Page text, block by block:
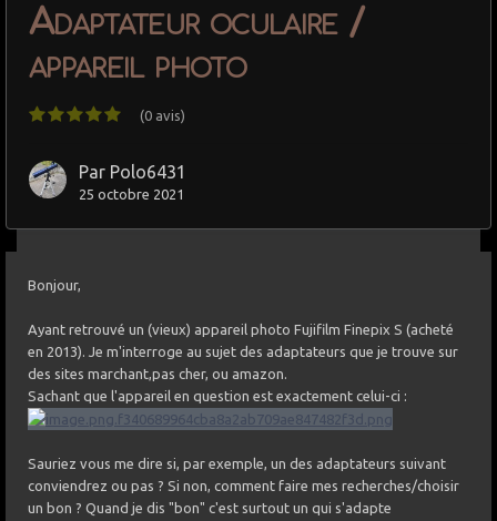
Adaptateur oculaire /
appareil photo
(0 avis)
Par Polo6431
25 octobre 2021
Bonjour,
Ayant retrouvé un (vieux) appareil photo Fujifilm Finepix S (acheté
en 2013). Je m'interroge au sujet des adaptateurs que je trouve sur
des sites marchant,pas cher, ou amazon.
Sachant que l'appareil en question est exactement celui-ci :
Sauriez vous me dire si, par exemple, un des adaptateurs suivant
conviendrez ou pas ? Si non, comment faire mes recherches/choisir
un bon ? Quand je dis "bon" c'est surtout un qui s'adapte